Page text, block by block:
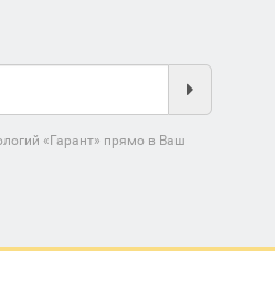
«Гарант» прямо в Ваш